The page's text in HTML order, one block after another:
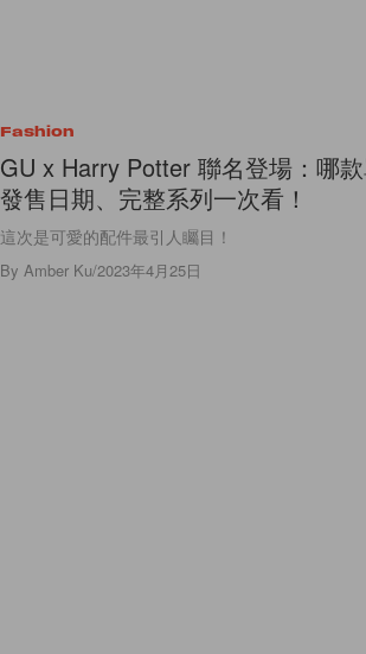
Fashion
GU x Harry Potter 聯名登場：哪
發售日期、完整系列一次看！
這次是可愛的配件最引人矚目！
By Amber Ku/2023年4月25日